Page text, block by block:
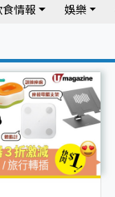
情報 娛樂